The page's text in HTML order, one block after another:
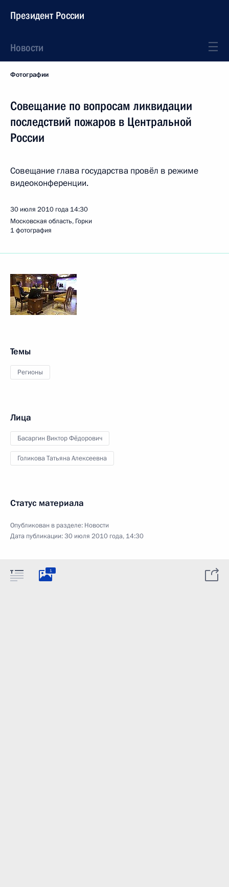
Президент России
Новости
Фотографии
Совещание по вопросам ликвидации
последствий пожаров в Центральной
России
Совещание глава государства провёл в режиме
видеоконференции.
30 июля 2010 года 14:30
Московская область, Горки
1 фотография
Темы
Регионы
Лица
Басаргин Виктор Фёдорович
Голикова Татьяна Алексеевна
Статус материала
Опубликован в разделе: Новости
Дата публикации:30 июля 2010 года, 14:30
1